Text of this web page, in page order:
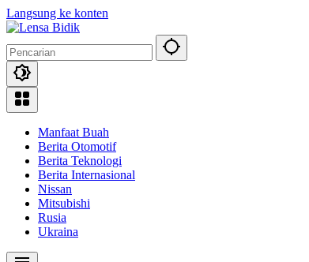
Langsung ke konten
Manfaat Buah
Berita Otomotif
Berita Teknologi
Berita Internasional
Nissan
Mitsubishi
Rusia
Ukraina